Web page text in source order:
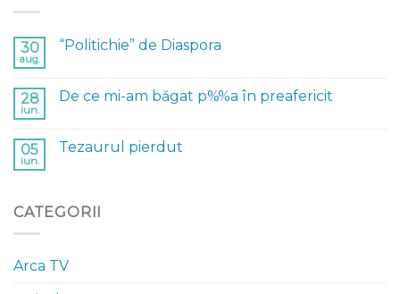
30
aug.
“Politichie” de Diaspora
28
iun.
De ce mi-am băgat p%%a în preafericit
05
iun.
Tezaurul pierdut
CATEGORII
Arca TV